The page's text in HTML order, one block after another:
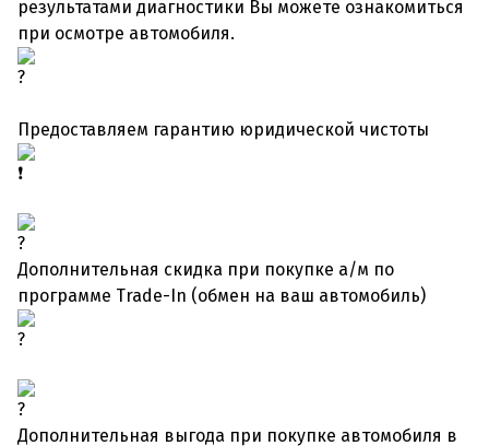
результатами диагностики Вы можете ознакомиться
при осмотре автомобиля.
Предоставляем гарантию юридической чистоты
Дополнительная скидка при покупке а/м по
программе Trade-In (обмен на ваш автомобиль)
Дополнительная выгода при покупке автомобиля в